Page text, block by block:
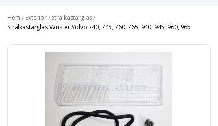
Hem / Exteriör/ Strålkastarglas/
Strålkastarglas Vänster Volvo 740, 745, 760, 765, 940, 945, 960, 965